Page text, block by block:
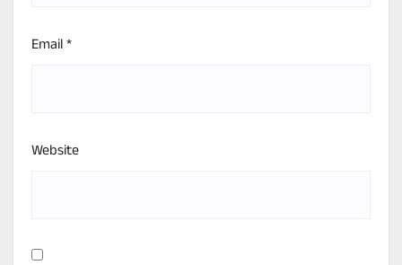
Email*
Website